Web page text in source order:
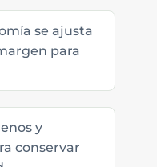
se ajusta
para
y
conservar